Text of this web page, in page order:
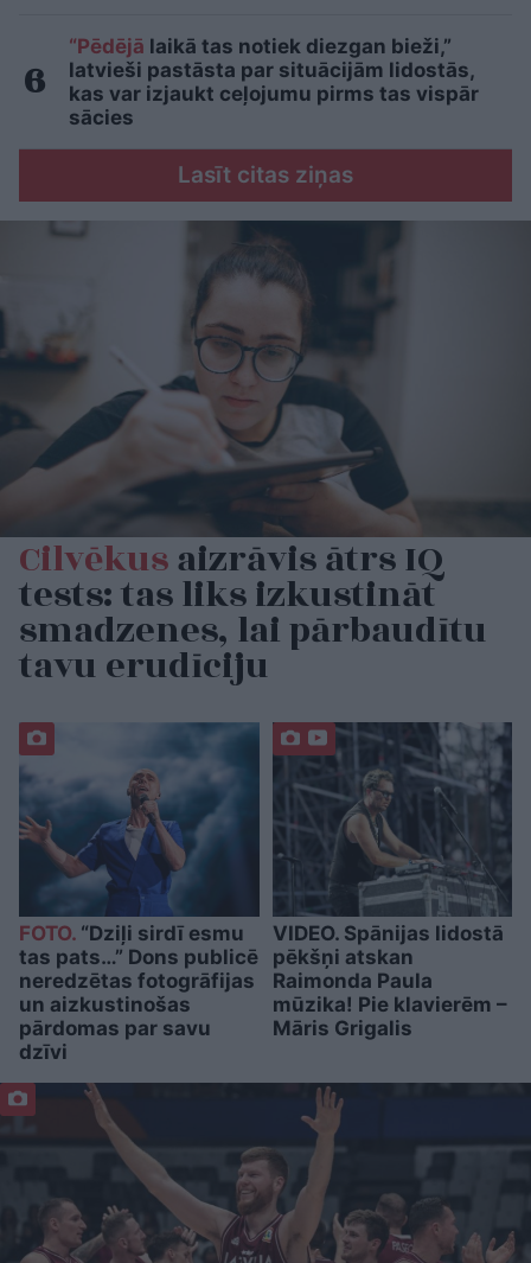
“Pēdējā laikā tas notiek diezgan bieži,”
latvieši pastāsta par situācijām lidostās,
kas var izjaukt ceļojumu pirms tas vispār
sācies
Lasīt citas ziņas
Cilvēkusaizrāvis ātrs IQ
tests: tas liks izkustināt
smadzenes, lai pārbaudītu
tavu erudīciju
FOTO. “Dziļi sirdī esmu
tas pats…” Dons publicē
neredzētas fotogrāfijas
un aizkustinošas
pārdomas par savu
dzīvi
VIDEO. Spānijas lidostā
pēkšņi atskan
Raimonda Paula
mūzika! Pie klavierēm –
Māris Grigalis